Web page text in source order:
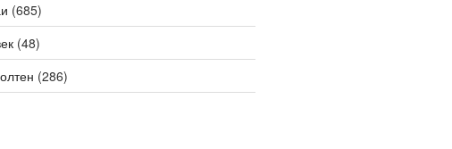
(685)
(48)
(286)